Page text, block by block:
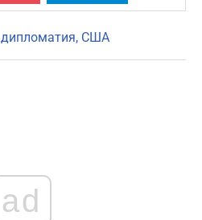
дипломатия США
ad